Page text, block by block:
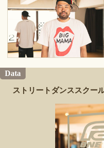
Data
ストリートダンススクー